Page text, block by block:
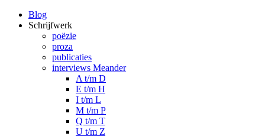
Blog
Schrijfwerk
poëzie
proza
publicaties
interviews Meander
A t/m D
E t/m H
I t/m L
M t/m P
Q t/m T
U t/m Z